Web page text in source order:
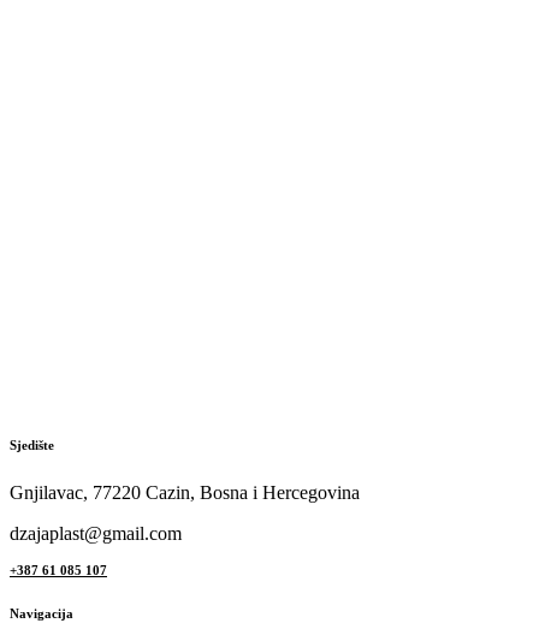
Sjedište
Gnjilavac, 77220 Cazin, Bosna i Hercegovina
dzajaplast@gmail.com
+387 61 085 107
Navigacija